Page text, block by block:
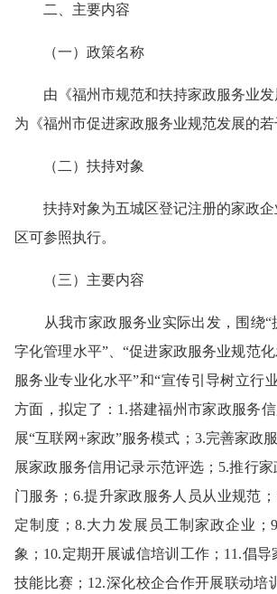
二、主要内容
（一）政策名称
由《福州市规范和扶持家政服务业发
为《福州市促进家政服务业规范发展的若
（二）扶持对象
扶持对象为五城区登记注册的家政企
区可参照执行。
（三）主要内容
从我市家政服务业实际出发，围绕“
字化管理水平”、“促进家政服务业规范
服务业专业化水平”和“宣传引导树立行
方面，拟定了：1.搭建福州市家政服务
展“互联网+家政”服务模式；3.完善家政
展家政服务信用记录示范评选；5.推行
门服务；6.提升家政服务人员从业规范
定制度；8.大力发展员工制家政企业；
象；10.定期开展诚信培训工作；11.倡
技能比赛；12.深化校企合作开展联动培